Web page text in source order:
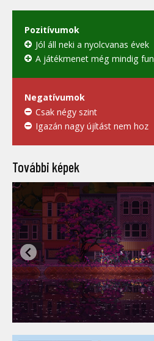
Pozitívumok
Jól áll neki a nyolcvanas évek
A játékmenet még mindig fun
Negatívumok
Csak négy szint
Igazán nagy újítást nem hoz
További képek